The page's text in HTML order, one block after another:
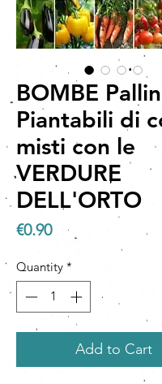
BOMBE
Piantabili di
misti con le
VERDURE
DELL'ORTO
€0.90Price
Quantity *
Add to Cart